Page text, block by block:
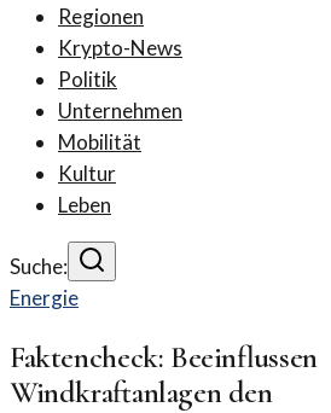
Regionen
Krypto-News
Politik
Unternehmen
Mobilität
Kultur
Leben
Suche:
Energie
Faktencheck: Beeinflussen
Windkraftanlagen den